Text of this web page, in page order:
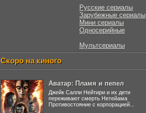
Русские сериалы
Зарубежные сериалы
Мини сериалы
Односерийные
Мультсериалы
Скоро на киного
Аватар: Пламя и пепел
Джейк Салли Нейтири и их дети
переживают смерть Нетейама
Противостояние с корпорацией...